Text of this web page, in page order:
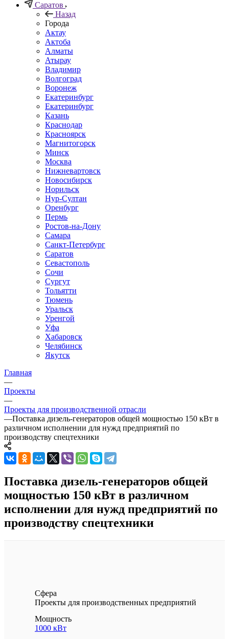
Саратов
Назад
Города
Актау
Актоба
Алматы
Атырау
Владимир
Волгоград
Воронеж
Екатеринбург
Екатеринбург
Казань
Краснодар
Красноярск
Магнитогорск
Минск
Москва
Нижневартовск
Новосибирск
Норильск
Нур-Султан
Оренбург
Пермь
Ростов-на-Дону
Самара
Санкт-Петербург
Саратов
Севастополь
Сочи
Сургут
Тольятти
Тюмень
Уральск
Уренгой
Уфа
Хабаровск
Челябинск
Якутск
Главная
—
Проекты
—
Проекты для производственной отрасли
—Поставка дизель-генераторов общей мощностью 150 кВт в
различном исполнении для нужд предприятий по
производству спецтехники
Поставка дизель-генераторов общей
мощностью 150 кВт в различном
исполнении для нужд предприятий по
производству спецтехники
Сфера
Проекты для производственных предприятий
Мощность
1000 кВт